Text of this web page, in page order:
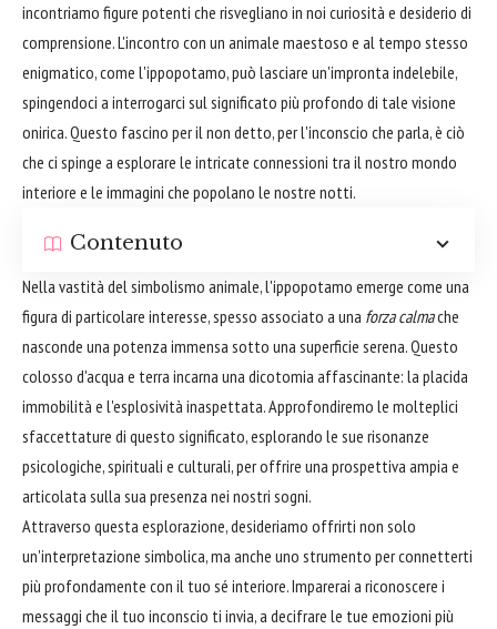
incontriamo figure potenti che risvegliano in noi curiosità e desiderio di
comprensione. L'incontro con un animale maestoso e al tempo stesso
enigmatico, come l'ippopotamo, può lasciare un'impronta indelebile,
spingendoci a interrogarci sul significato più profondo di tale visione
onirica. Questo fascino per il non detto, per l'inconscio che parla, è ciò
che ci spinge a esplorare le intricate connessioni tra il nostro mondo
interiore e le immagini che popolano le nostre notti.
Contenuto
Nella vastità del simbolismo animale, l'ippopotamo emerge come una
figura di particolare interesse, spesso associato a una forza calmache
nasconde una potenza immensa sotto una superficie serena. Questo
colosso d'acqua e terra incarna una dicotomia affascinante: la placida
immobilità e l'esplosività inaspettata. Approfondiremo le molteplici
sfaccettature di questo significato, esplorando le sue risonanze
psicologiche, spirituali e culturali, per offrire una prospettiva ampia e
articolata sulla sua presenza nei nostri sogni.
Attraverso questa esplorazione, desideriamo offrirti non solo
un'interpretazione simbolica, ma anche uno strumento per connetterti
più profondamente con il tuo sé interiore. Imparerai a riconoscere i
messaggi che il tuo inconscio ti invia, a decifrare le tue emozioni più